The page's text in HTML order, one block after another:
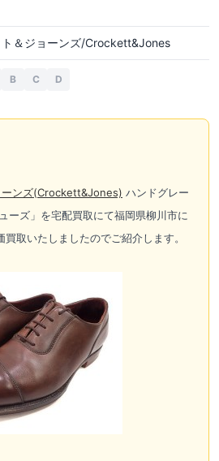
ト＆ジョーンズ/Crockett&Jones
B C D
ーンズ(Crockett&Jones) ハンドグレー
ーズ」を宅配買取にて福岡県柳川市に
取いたしましたのでご紹介します。